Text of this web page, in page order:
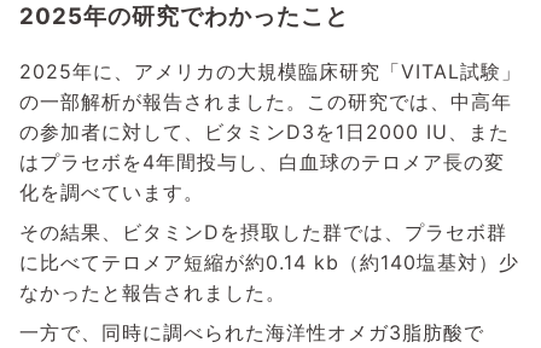
2025年の研究でわかったこと
2025年に、アメリカの大規模臨床研究「VITAL試験」
の一部解析が報告されました。この研究では、中高年
の参加者に対して、ビタミンD3を1日2000 IU、また
はプラセボを4年間投与し、白血球のテロメア長の変
化を調べています。
その結果、ビタミンDを摂取した群では、プラセボ群
に比べてテロメア短縮が約0.14 kb（約140塩基対）少
なかったと報告されました。
一方で、同時に調べられた海洋性オメガ3脂肪酸で